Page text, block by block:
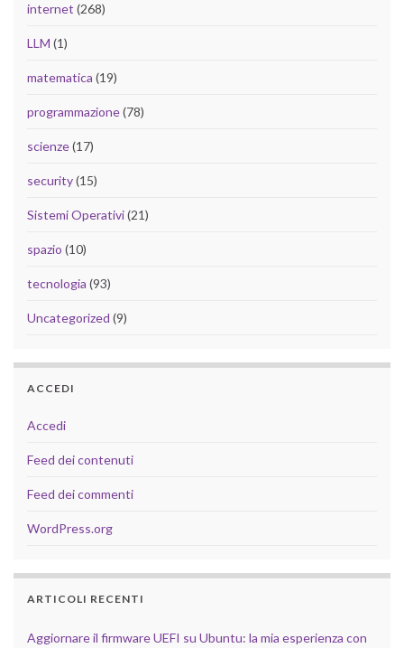
internet (268)
LLM (1)
matematica (19)
programmazione(78)
scienze(17)
security(15)
Sistemi Operativi(21)
spazio (10)
tecnologia (93)
Uncategorized (9)
ACCEDI
Accedi
Feed dei contenuti
Feed dei commenti
WordPress.org
ARTICOLI RECENTI
Aggiornare il firmware UEFI su Ubuntu: la mia esperienza con